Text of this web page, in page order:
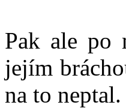
Pak ale po
jejím
na to